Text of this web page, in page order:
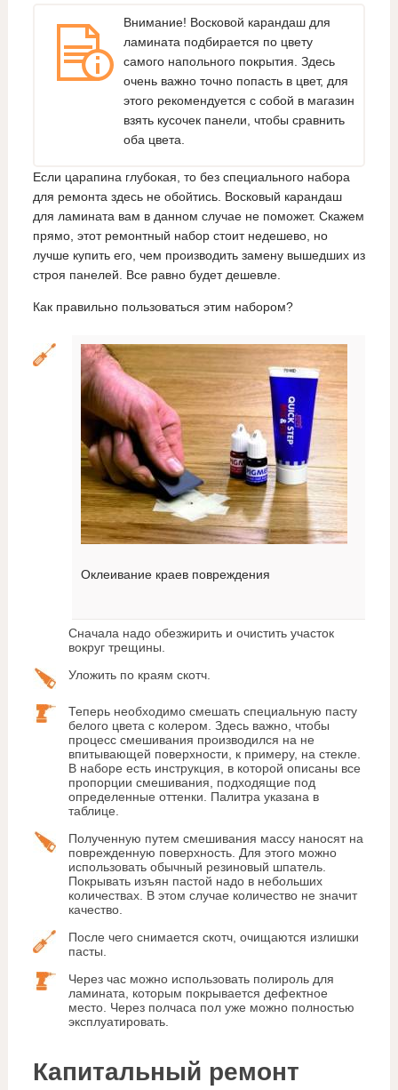
Внимание! Восковой карандаш для
ламината подбирается по цвету
самого напольного покрытия. Здесь
очень важно точно попасть в цвет, для
этого рекомендуется с собой в магазин
взять кусочек панели, чтобы сравнить
оба цвета.
Если царапина глубокая, то без специального набора
для ремонта здесь не обойтись. Восковый карандаш
для ламината вам в данном случае не поможет. Скажем
прямо, этот ремонтный набор стоит недешево, но
лучше купить его, чем производить замену вышедших из
строя панелей. Все равно будет дешевле.
Как правильно пользоваться этим набором?
Оклеивание краев повреждения
Сначала надо обезжирить и очистить участок
вокруг трещины.
Уложить по краям скотч.
Теперь необходимо смешать специальную пасту
белого цвета с колером. Здесь важно, чтобы
процесс смешивания производился на не
впитывающей поверхности, к примеру, на стекле.
В наборе есть инструкция, в которой описаны все
пропорции смешивания, подходящие под
определенные оттенки. Палитра указана в
таблице.
Полученную путем смешивания массу наносят на
поврежденную поверхность. Для этого можно
использовать обычный резиновый шпатель.
Покрывать изъян пастой надо в небольших
количествах. В этом случае количество не значит
качество.
После чего снимается скотч, очищаются излишки
пасты.
Через час можно использовать полироль для
ламината, которым покрывается дефектное
место. Через полчаса пол уже можно полностью
эксплуатировать.
Капитальный ремонт